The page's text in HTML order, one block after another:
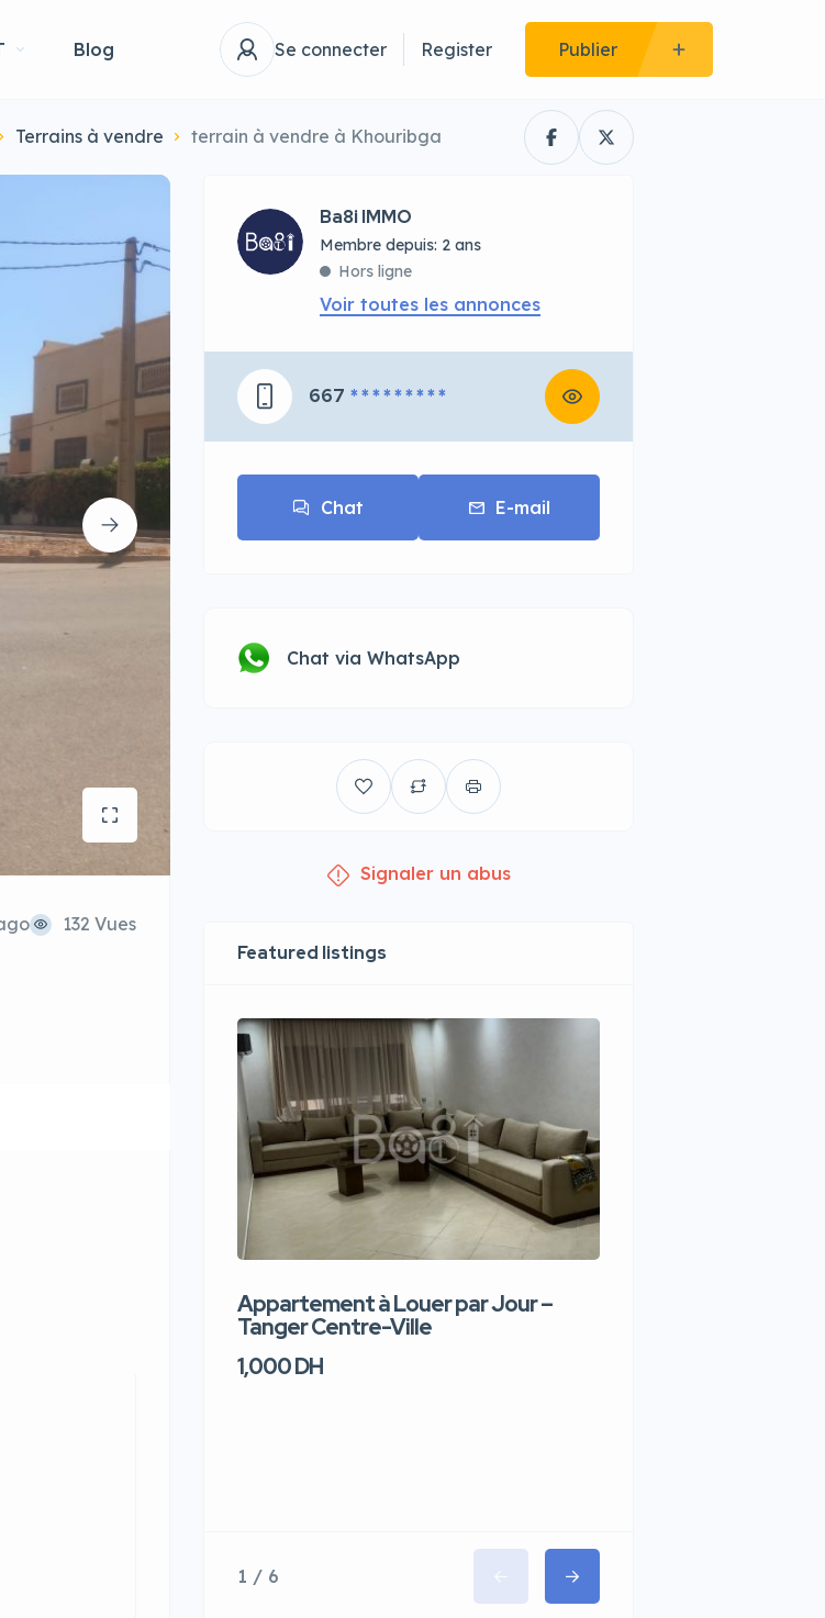
Blog Se connecter Register Publier
Terrains à vendre terrain à vendre à Khouribga
132 Vues
Ba8i IMMO
Membre depuis: 2 ans
Hors ligne
Voir toutes les annonces
667 * * * * * * * * *
Chat E-mail
Chat via WhatsApp
Signaler un abus
Featured listings
Appartement à Louer par Jour –
Tanger Centre-Ville
1,000 DH
1 / 6